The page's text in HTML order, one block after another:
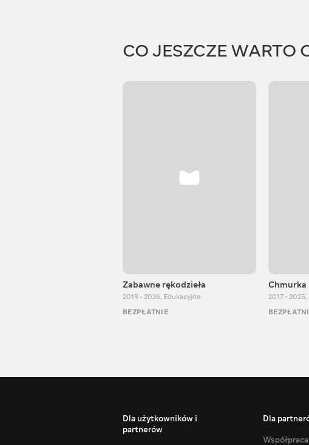
CO JESZCZE WARTO
Zabawne rękodzieła
2019 - 2026, Edukacyjne
BEZPŁATNIE
Chmurka
2017 - 2025,
Dla użytkowników i
partnerów
Dla
Współpraca